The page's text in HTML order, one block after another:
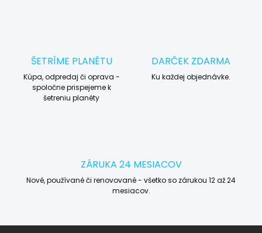
ŠETRÍME PLANÉTU
Kúpa, odpredaj či oprava -
spoločne prispejeme k
šetreniu planéty
DARČEK ZDARMA
Ku každej objednávke.
ZÁRUKA 24 MESIACOV
Nové, používané či renovované - všetko so zárukou 12 až 24
mesiacov.